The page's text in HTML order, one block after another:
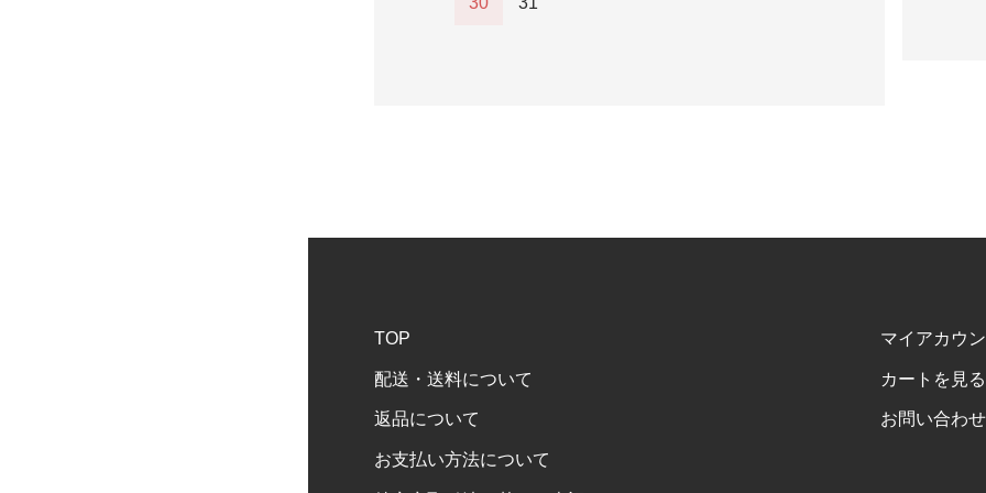
TOP
配送・送料について
返品について
お支払い方法について
マイアカウ
カートを見る
お問い合わせ